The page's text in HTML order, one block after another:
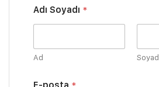
Adı Soyadı *
Ad Soyad